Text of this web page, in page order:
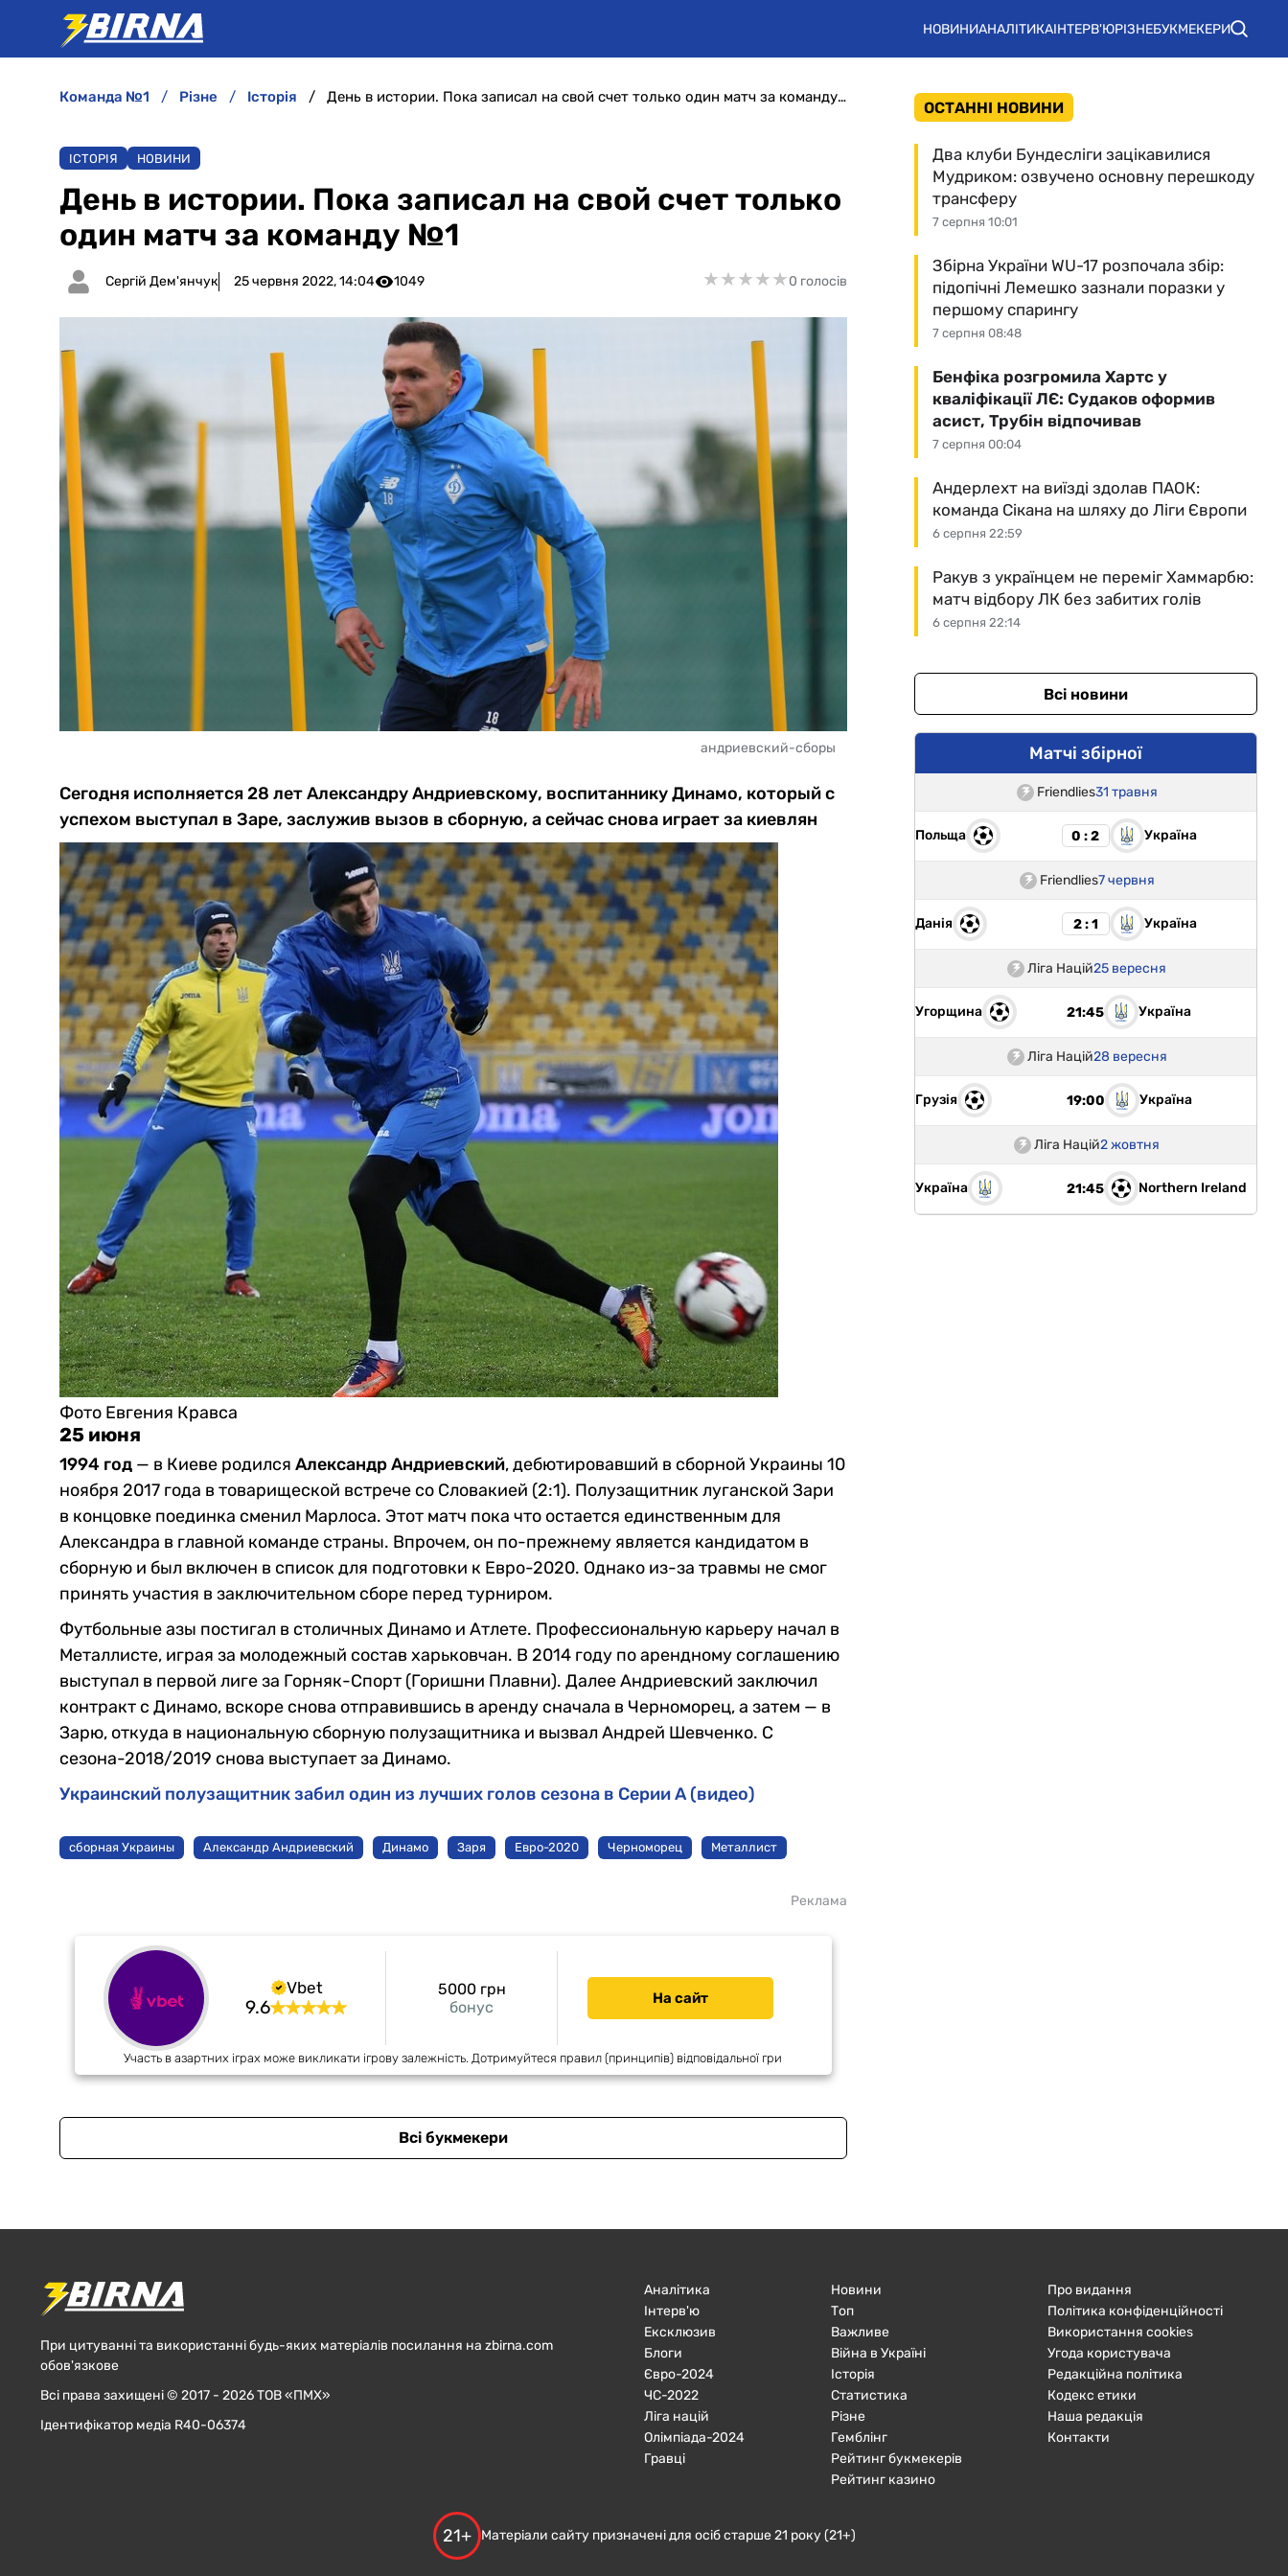
НОВИНИАНАЛІТИКАІНТЕРВ'ЮРІЗНЕБУКМЕКЕРИ
команда №1 різне історія День в истории. Пока записал на свой счет только один матч за команду №1
ІСТОРІЯ НОВИНИ
День в истории. Пока записал на свой счет только
один матч за команду №1
Сергій Дем'янчук 25 червня 2022, 14:04 1049 ★★★★★
★★★★★0 голосів
андриевский-сборы
Сегодня исполняется 28 лет Александру Андриевскому, воспитаннику Динамо, который с
успехом выступал в Заре, заслужив вызов в сборную, а сейчас снова играет за киевлян
Фото Евгения Кравса
25 июня
1994 год — в Киеве родился Александр Андриевский, дебютировавший в сборной Украины 10
ноября 2017 года в товарищеской встрече со Словакией (2:1). Полузащитник луганской Зари
в концовке поединка сменил Марлоса. Этот матч пока что остается единственным для
Александра в главной команде страны. Впрочем, он по-прежнему является кандидатом в
сборную и был включен в список для подготовки к Евро-2020. Однако из-за травмы не смог
принять участия в заключительном сборе перед турниром.
Футбольные азы постигал в столичных Динамо и Атлете. Профессиональную карьеру начал в
Металлисте, играя за молодежный состав харьковчан. В 2014 году по арендному соглашению
выступал в первой лиге за Горняк-Спорт (Горишни Плавни). Далее Андриевский заключил
контракт с Динамо, вскоре снова отправившись в аренду сначала в Черноморец, а затем — в
Зарю, откуда в национальную сборную полузащитника и вызвал Андрей Шевченко. С
сезона-2018/2019 снова выступает за Динамо.
Украинский полузащитник забил один из лучших голов сезона в Серии А (видео)
сборная Украины Александр Андриевский Динамо Заря Евро-2020 Черноморец Металлист
Реклама
Vbet
9.6 бонус
5000 грн На сайт
Участь в азартних іграх може викликати ігрову залежність. Дотримуйтеся правил (принципів) відповідальної гри
Всі букмекери
ОСТАННІ НОВИНИ
7 серпня 10:01
Два клуби Бундесліги зацікавилися
Мудриком: озвучено основну перешкоду
трансферу
7 серпня 08:48
Збірна України WU-17 розпочала збір:
підопічні Лемешко зазнали поразки у
першому спарингу
7 серпня 00:04
Бенфіка розгромила Хартс у
кваліфікації ЛЄ: Судаков оформив
асист, Трубін відпочивав
6 серпня 22:59
Андерлехт на виїзді здолав ПАОК:
команда Сікана на шляху до Ліги Європи
6 серпня 22:14
Ракув з українцем не переміг Хаммарбю:
матч відбору ЛК без забитих голів
Всі новини
Матчі збірної
Friendlies31 травня
Польща 0 : 2 Україна
Friendlies7 червня
Данія 2 : 1 Україна
Ліга Націй25 вересня
Угорщина 21:45 Україна
Ліга Націй28 вересня
Грузія 19:00 Україна
Ліга Націй2 жовтня
Україна 21:45 Northern Ireland
При цитуванні та використанні будь-яких матеріалів посилання на zbirna.com
обов'язкове
Всі права захищені © 2017 - 2026 ТОВ «ПМХ»
Ідентифікатор медіа R40-06374
Аналітика
Інтерв'ю
Ексклюзив
Блоги
Євро-2024
ЧC-2022
Ліга націй
Олімпіада-2024
Гравці
Новини
Топ
Важливе
Війна в Україні
Історія
Статистика
Різне
Гемблінг
Рейтинг букмекерів
Рейтинг казино
Про видання
Політика конфіденційності
Використання cookies
Угода користувача
Редакційна політика
Кодекс етики
Наша редакція
Контакти
21+ Матеріали сайту призначені для осіб старше 21 року (21+)